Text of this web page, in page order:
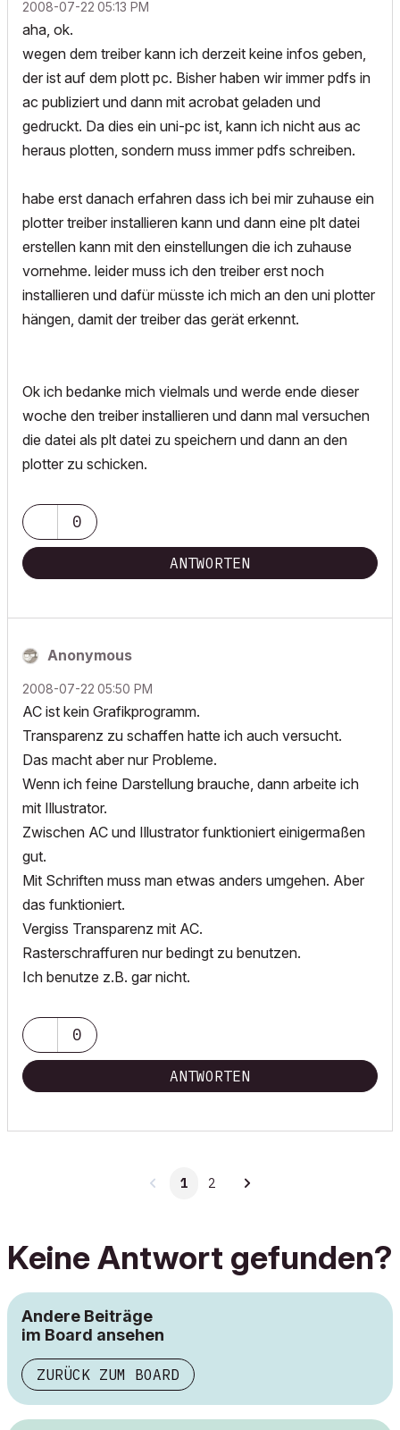
‎2008-07-22 05:13 PM
aha, ok.
wegen dem treiber kann ich derzeit keine infos geben,
der ist auf dem plott pc. Bisher haben wir immer pdfs in
ac publiziert und dann mit acrobat geladen und
gedruckt. Da dies ein uni-pc ist, kann ich nicht aus ac
heraus plotten, sondern muss immer pdfs schreiben.
habe erst danach erfahren dass ich bei mir zuhause ein
plotter treiber installieren kann und dann eine plt datei
erstellen kann mit den einstellungen die ich zuhause
vornehme. leider muss ich den treiber erst noch
installieren und dafür müsste ich mich an den uni plotter
hängen, damit der treiber das gerät erkennt.
Ok ich bedanke mich vielmals und werde ende dieser
woche den treiber installieren und dann mal versuchen
die datei als plt datei zu speichern und dann an den
plotter zu schicken.
0
ANTWORTEN
Anonymous
‎2008-07-22 05:50 PM
AC ist kein Grafikprogramm.
Transparenz zu schaffen hatte ich auch versucht.
Das macht aber nur Probleme.
Wenn ich feine Darstellung brauche, dann arbeite ich
mit Illustrator.
Zwischen AC und Illustrator funktioniert einigermaßen
gut.
Mit Schriften muss man etwas anders umgehen. Aber
das funktioniert.
Vergiss Transparenz mit AC.
Rasterschraffuren nur bedingt zu benutzen.
Ich benutze z.B. gar nicht.
0
ANTWORTEN
1 2
Keine Antwort gefunden?
Andere Beiträge
im Board ansehen
ZURÜCK ZUM BOARD